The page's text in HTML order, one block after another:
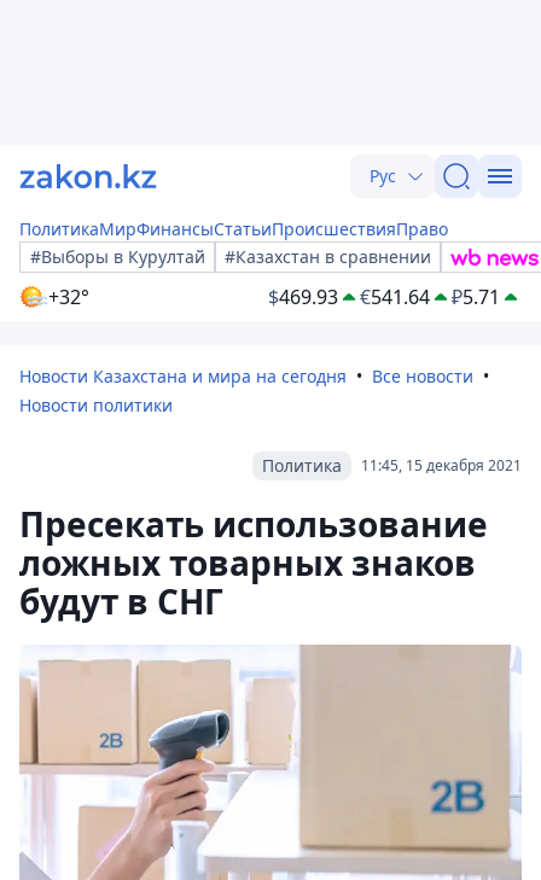
Рус
ПолитикаМирФинансыСтатьиПроисшествияПраво
#Выборы в Курултай
#Казахстан в сравнении
+32° $469.93 €541.64 ₽5.71
Новости Казахстана и мира на сегодня
Все новости
Новости политики
11:45, 15 декабря 2021
Политика
Пресекать использование
ложных товарных знаков
будут в СНГ